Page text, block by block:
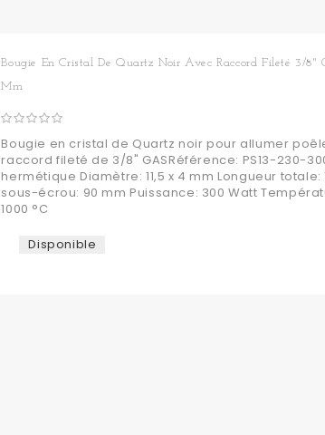
Bougie En Cristal De Quartz Noir Avec Raccord Fileté 3/8"
Mm
Bougie en cristal de Quartz noir pour allumer
raccord fileté de 3/8" GASRéférence: PS13-230-
hermétique Diamètre: 11,5 x 4 mm Longueur totale:
sous-écrou: 90 mm Puissance: 300 Watt
1000 °C
Disponible